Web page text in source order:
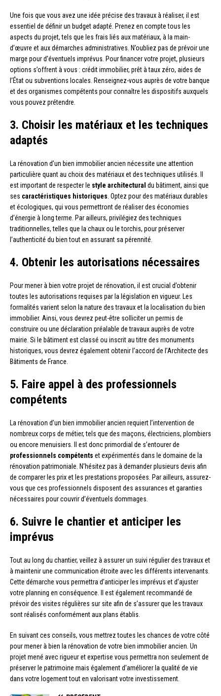
Une fois que vous avez une idée précise des travaux à réaliser, il est
essentiel de définir un budget adapté. Prenez en compte tous les
aspects du projet, tels que les frais liés aux matériaux, à la main-
d’œuvre et aux démarches administratives. N’oubliez pas de prévoir une
marge pour d’éventuels imprévus. Pour financer votre projet, plusieurs
options s’offrent à vous : crédit immobilier, prêt à taux zéro, aides de
l’État ou subventions locales. Renseignez-vous auprès de votre banque
et des organismes compétents pour connaître les dispositifs auxquels
vous pouvez prétendre.
3. Choisir les matériaux et les techniques
adaptés
La rénovation d’un bien immobilier ancien nécessite une attention
particulière quant au choix des matériaux et des techniques utilisés. Il
est important de respecter le style architectural du bâtiment, ainsi que
ses caractéristiques historiques . Optez pour des matériaux durables
et écologiques, qui vous permettront de réaliser des économies
d’énergie à long terme. Par ailleurs, privilégiez des techniques
traditionnelles, telles que la chaux ou le torchis, pour préserver
l’authenticité du bien tout en assurant sa pérennité.
4. Obtenir les autorisations nécessaires
Pour mener à bien votre projet de rénovation, il est crucial d’obtenir
toutes les autorisations requises par la législation en vigueur. Les
formalités varient selon la nature des travaux et la localisation du bien
immobilier. Ainsi, vous devrez peut-être solliciter un permis de
construire ou une déclaration préalable de travaux auprès de votre
mairie. Si le bâtiment est classé ou inscrit au titre des monuments
historiques, vous devrez également obtenir l’accord de l’Architecte des
Bâtiments de France.
5. Faire appel à des professionnels
compétents
La rénovation d’un bien immobilier ancien requiert l’intervention de
nombreux corps de métier, tels que des maçons, électriciens, plombiers
ou encore menuisiers. Il est donc primordial de s’entourer de
professionnels compétents et expérimentés dans le domaine de la
rénovation patrimoniale. N’hésitez pas à demander plusieurs devis afin
de comparer les prix et les prestations proposées. Par ailleurs, assurez-
vous que ces professionnels disposent des assurances et garanties
nécessaires pour couvrir d’éventuels dommages.
6. Suivre le chantier et anticiper les
imprévus
Tout au long du chantier, veillez à assurer un suivi régulier des travaux et
à maintenir une communication étroite avec les différents intervenants.
Cette démarche vous permettra d’anticiper les imprévus et d’ajuster
votre planning en conséquence. Il est également recommandé de
prévoir des visites régulières sur site afin de s’assurer que les travaux
sont réalisés conformément aux plans établis.
En suivant ces conseils, vous mettrez toutes les chances de votre côté
pour mener à bien la rénovation de votre bien immobilier ancien. Un
projet mené avec rigueur et expertise vous permettra non seulement de
préserver le patrimoine mais également d’améliorer la qualité de vie
dans votre logement tout en valorisant votre investissement.